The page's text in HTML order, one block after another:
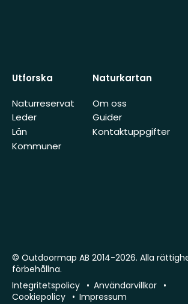
Utforska
Naturreservat
Leder
Län
Kommuner
Naturkartan
Om oss
Guider
Kontaktuppgifter
© Outdoormap AB 2014-2026. Alla
förbehållna.
Integritetspolicy
Användarvillkor
Cookiepolicy
Impressum